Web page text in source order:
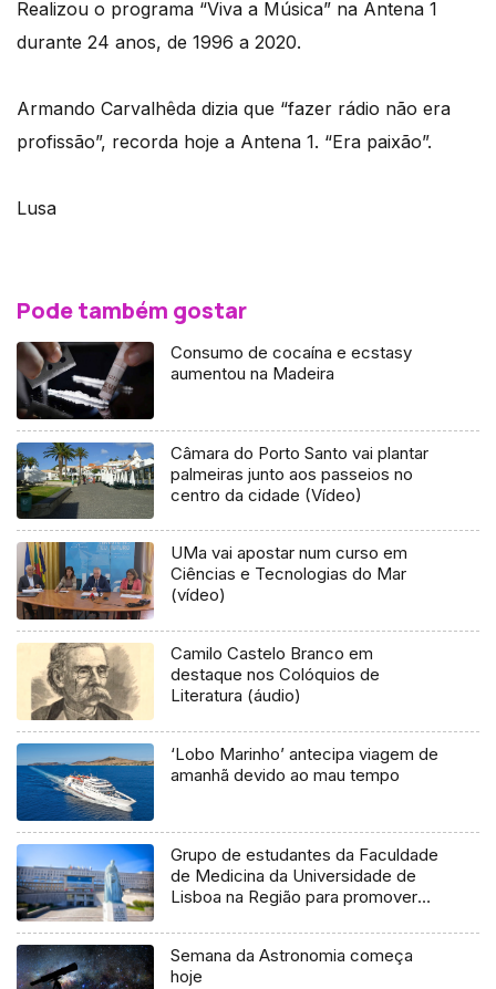
Realizou o programa “Viva a Música” na Antena 1
durante 24 anos, de 1996 a 2020.
Armando Carvalhêda dizia que “fazer rádio não era
profissão”, recorda hoje a Antena 1. “Era paixão”.
Lusa
Pode também gostar
Consumo de cocaína e ecstasy
aumentou na Madeira
Câmara do Porto Santo vai plantar
palmeiras junto aos passeios no
centro da cidade (Vídeo)
UMa vai apostar num curso em
Ciências e Tecnologias do Mar
(vídeo)
Camilo Castelo Branco em
destaque nos Colóquios de
Literatura (áudio)
‘Lobo Marinho’ antecipa viagem de
amanhã devido ao mau tempo
Grupo de estudantes da Faculdade
de Medicina da Universidade de
Lisboa na Região para promover
Semana da Astronomia começa
hoje